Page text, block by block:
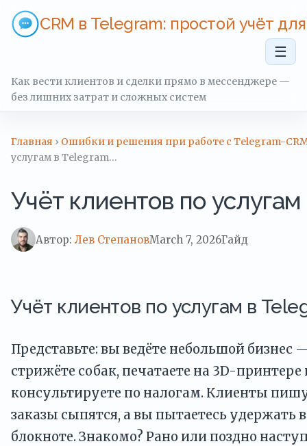
CRM в Telegram: простой учёт
☰
Как вести клиентов и сделки прямо в мессенджере —
без лишних затрат и сложных систем
Главная › Ошибки и решения при работе с Telegram-
услугам в Telegram…
Учёт клиентов по
Автор: Лев СтепановMarch 7, 2026Гайд
Учёт клиентов по услугам в
Представьте: вы ведёте небольшой бизнес
стрижёте собак, печатаете на 3D-принтере
консультируете по налогам. Клиенты
заказы сыпятся, а вы пытаетесь удержать
блокноте. Знакомо? Рано или поздно